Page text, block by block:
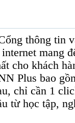
thông tin
mang
cho khách
Plus bao
chỉ cần 1
từ học tập,